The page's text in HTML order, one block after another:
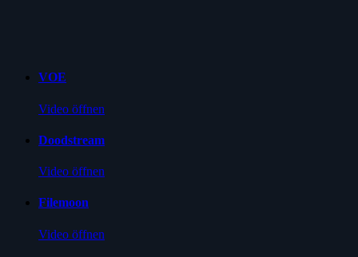
VOE
Video öffnen
Doodstream
Video öffnen
Filemoon
Video öffnen